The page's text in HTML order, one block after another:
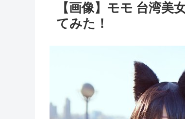
【画像】モモ 台湾
てみた！